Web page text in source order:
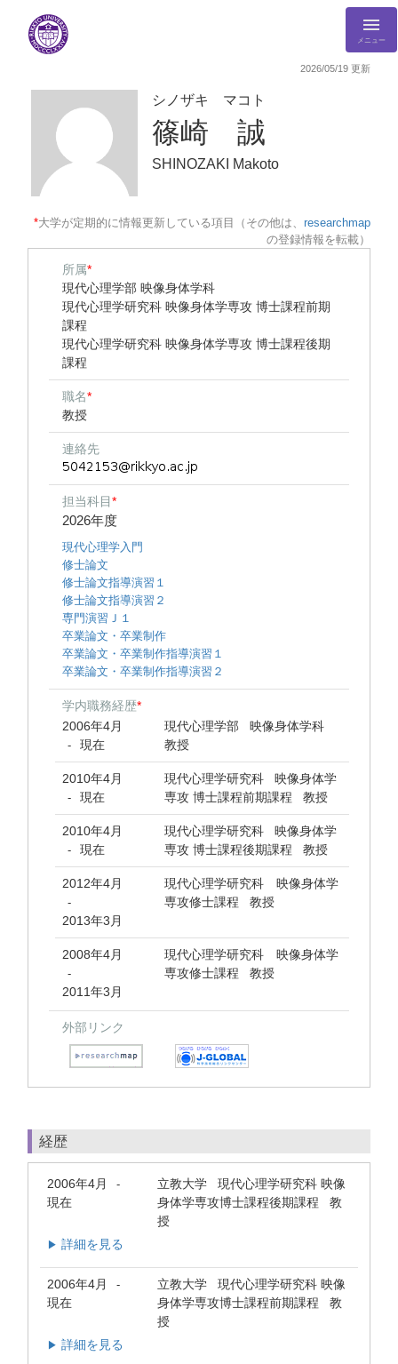
メニュー
2026/05/19 更新
シノザキ マコト
篠崎 誠
SHINOZAKI Makoto
*大学が定期的に情報更新している項目（その他は、 researchmap
の登録情報を転載）
所属*
現代心理学部 映像身体学科
現代心理学研究科 映像身体学専攻 博士課程前期
課程
現代心理学研究科 映像身体学専攻 博士課程後期
課程
職名*
教授
連絡先
担当科目*
2026年度
現代心理学入門
修士論文
修士論文指導演習１
修士論文指導演習２
専門演習Ｊ１
卒業論文・卒業制作
卒業論文・卒業制作指導演習１
卒業論文・卒業制作指導演習２
学内職務経歴*
2006年4月
- 現在
現代心理学部 映像身体学科
教授
2010年4月
- 現在
現代心理学研究科 映像身体学
専攻 博士課程前期課程 教授
2010年4月
- 現在
現代心理学研究科 映像身体学
専攻 博士課程後期課程 教授
2012年4月
-
2013年3月
現代心理学研究科 映像身体学
専攻修士課程 教授
2008年4月
-
2011年3月
現代心理学研究科 映像身体学
専攻修士課程 教授
外部リンク
経歴
2006年4月 -
現在
立教大学 現代心理学研究科 映像
身体学専攻博士課程後期課程 教
授
▶ 詳細を見る
2006年4月 -
現在
立教大学 現代心理学研究科 映像
身体学専攻博士課程前期課程 教
授
▶ 詳細を見る